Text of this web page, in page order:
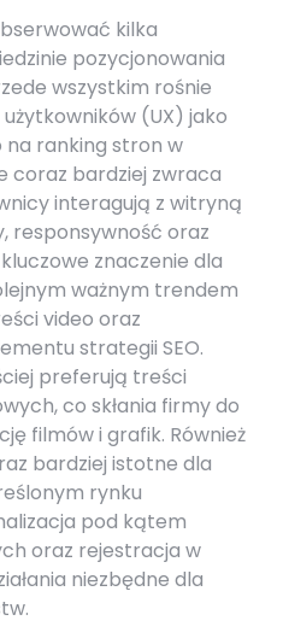
kilka
pozycjonowania
wszystkim rośnie
(UX) jako
na ranking stron w
coraz bardziej zwraca
interagują z witryną
responsywność oraz
znaczenie dla
ważnym trendem
video oraz
strategii SEO.
preferują treści
co skłania firmy do
filmów i grafik. Również
bardziej istotne dla
rynku
pod kątem
oraz rejestracja w
niezbędne dla